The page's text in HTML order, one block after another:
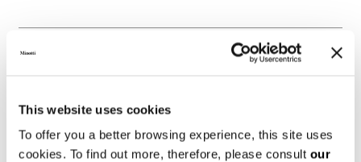
This website uses cookies
To offer you a better browsing experience, this site uses
cookies. To find out more, therefore, please consult our